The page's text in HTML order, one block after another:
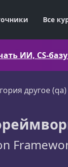
Все
ИИ, CS-
другое (qa)